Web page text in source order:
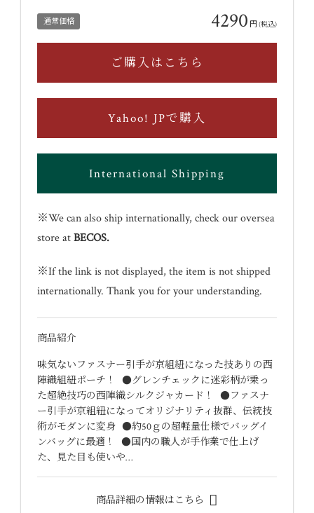
通常価格 4290 円(税込)
ご購入はこちら
Yahoo! JPで購入
International Shipping
※We can also ship internationally, check our oversea
store atBECOS.
※If the link is not displayed, the item is not shipped
internationally. Thank you for your understanding.
商品紹介
味気ないファスナー引手が京組紐になった技ありの西
陣織組紐ポーチ！ ●グレンチェックに迷彩柄が乗っ
た超絶技巧の西陣織シルクジャカード！ ●ファスナ
ー引手が京組紐になってオリジナリティ抜群、伝統技
術がモダンに変身 ●約50ｇの超軽量仕様でバッグイ
ンバッグに最適！ ●国内の職人が手作業で仕上げ
た、見た目も使いや…
商品詳細の情報はこちら